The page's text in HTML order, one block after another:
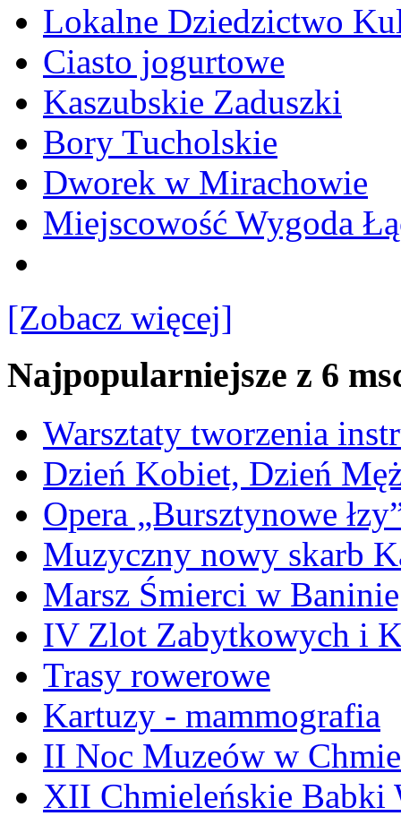
Lokalne Dziedzictwo
Ciasto jogurtowe
Kaszubskie Zaduszki
Bory Tucholskie
Dworek w Mirachowie
Miejscowość Wygoda
[Zobacz więcej]
Najpopularniejsze z 6
Warsztaty tworzenia
Dzień Kobiet, Dzień
Opera „Bursztynowe
Muzyczny nowy skarb
Marsz Śmierci w
IV Zlot Zabytkowych i
Trasy rowerowe
Kartuzy - mammografia
II Noc Muzeów w
XII Chmieleńskie Babki